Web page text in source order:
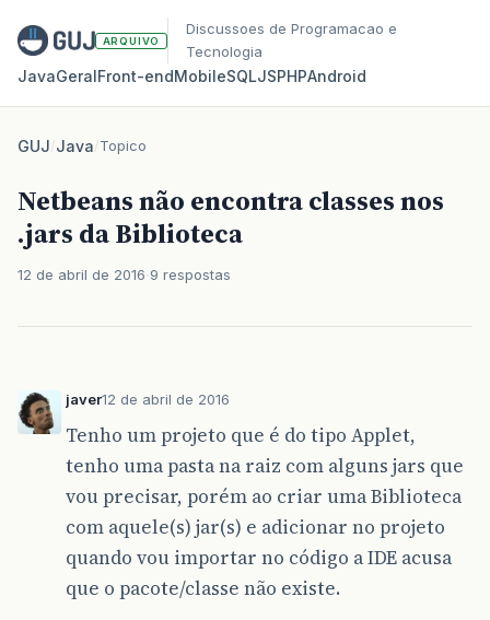
ARQUIVO
Discussoes de Programacao e
Tecnologia
JavaGeralFront‑endMobileSQLJSPHPAndroid
GUJ/Java/Topico
Netbeans não encontra classes nos
.jars da Biblioteca
12 de abril de 2016 9 respostas
javer12 de abril de 2016
Tenho um projeto que é do tipo Applet,
tenho uma pasta na raiz com alguns jars que
vou precisar, porém ao criar uma Biblioteca
com aquele(s) jar(s) e adicionar no projeto
quando vou importar no código a IDE acusa
que o pacote/classe não existe.